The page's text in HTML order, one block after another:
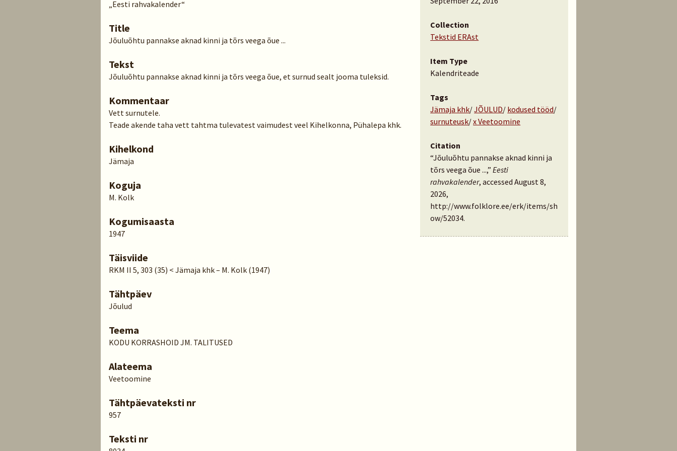
„Eesti rahvakalender“
Title
Jõuluõhtu pannakse aknad kinni ja tõrs veega õue ...
Tekst
Jõuluõhtu pannakse aknad kinni ja tõrs veega õue, et surnud sealt jooma tuleksid.
Kommentaar
Vett surnutele.
Teade akende taha vett tahtma tulevatest vaimudest veel Kihelkonna, Pühalepa khk.
Kihelkond
Jämaja
Koguja
M. Kolk
Kogumisaasta
1947
Täisviide
RKM II 5, 303 (35) < Jämaja khk – M. Kolk (1947)
Tähtpäev
Jõulud
Teema
KODU KORRASHOID JM. TALITUSED
Alateema
Veetoomine
Tähtpäevateksti nr
957
Teksti nr
Collection
Tekstid ERAst
Item Type
Kalendriteade
Tags
Jämaja khk/JÕULUD/ kodused tööd/
surnuteusk/x Veetoomine
Citation
“Jõuluõhtu pannakse aknad kinni ja
tõrs veega õue ...,”Eesti
rahvakalender, accessed August 8,
2026,
http://www.folklore.ee/erk/items/sh
ow/52034.